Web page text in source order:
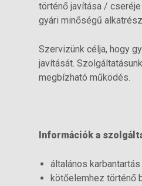
történő javítása /
gyári minőségű
Szervizünk célja, hogy
javítását.
megbízható működés.
Információk a
általános
kötőelemhez történő